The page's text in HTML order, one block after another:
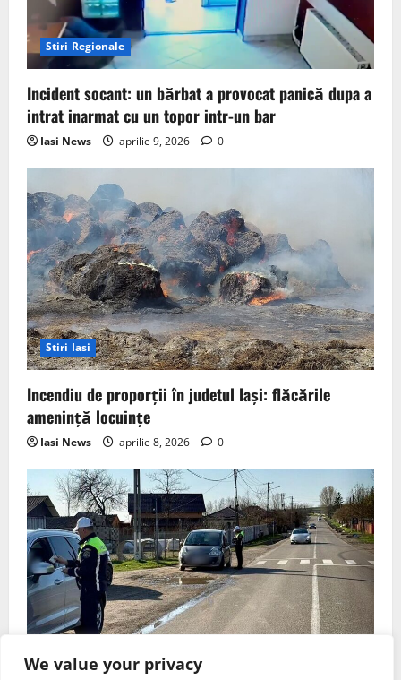
We value your privacy
Stiri Regionale
Incident socant: un bărbat a provocat panică dupa a
intrat inarmat cu un topor intr-un bar
Iasi News aprilie 9, 2026 0
Stiri Iasi
Incendiu de proporții în judetul Iași: flăcările
amenință locuințe
Iasi News aprilie 8, 2026 0
Stiri Iasi